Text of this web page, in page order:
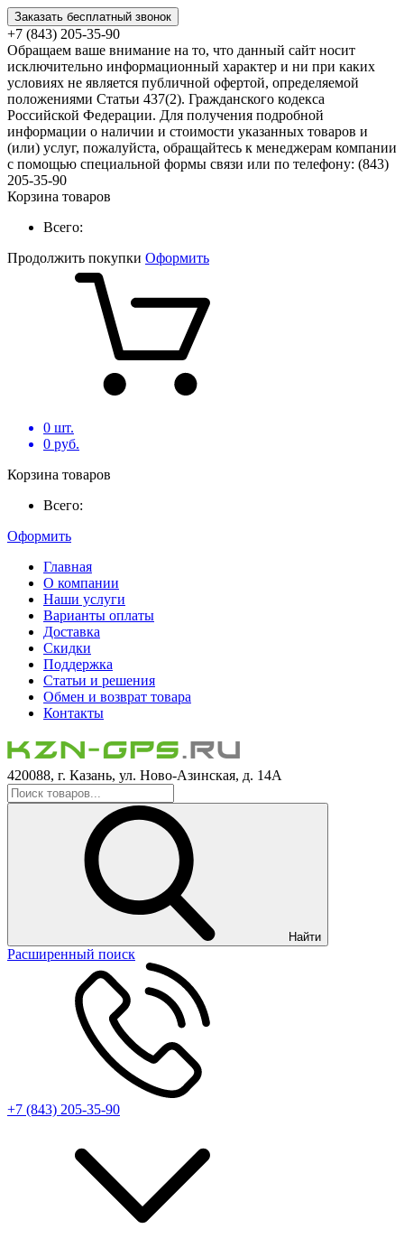
Заказать бесплатный звонок
+7 (843) 205-35-90
Обращаем ваше внимание на то, что данный сайт носит
исключительно информационный характер и ни при каких
условиях не является публичной офертой, определяемой
положениями Статьи 437(2). Гражданского кодекса
Российской Федерации. Для получения подробной
информации о наличии и стоимости указанных товаров и
(или) услуг, пожалуйста, обращайтесь к менеджерам компании
с помощью специальной формы связи или по телефону: (843)
205-35-90
Корзина товаров
Всего:
Продолжить покупки Оформить
0 шт.
0 руб.
Корзина товаров
Всего:
Оформить
Главная
О компании
Наши услуги
Варианты оплаты
Доставка
Скидки
Поддержка
Статьи и решения
Обмен и возврат товара
Контакты
420088, г. Казань, ул. Ново-Азинская, д. 14А
Найти
Расширенный поиск
+7 (843) 205-35-90